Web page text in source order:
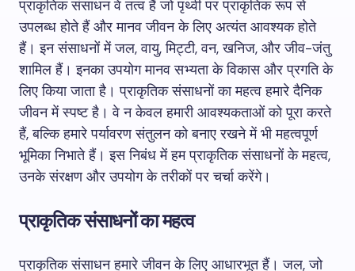
प्राकृतिक संसाधन वे तत्व हैं जो पृथ्वी पर प्राकृतिक रूप से
उपलब्ध होते हैं और मानव जीवन के लिए अत्यंत आवश्यक होते
हैं। इन संसाधनों में जल, वायु, मिट्टी, वन, खनिज, और जीव-जंतु
शामिल हैं। इनका उपयोग मानव सभ्यता के विकास और प्रगति के
लिए किया जाता है। प्राकृतिक संसाधनों का महत्व हमारे दैनिक
जीवन में स्पष्ट है। वे न केवल हमारी आवश्यकताओं को पूरा करते
हैं, बल्कि हमारे पर्यावरण संतुलन को बनाए रखने में भी महत्वपूर्ण
भूमिका निभाते हैं। इस निबंध में हम प्राकृतिक संसाधनों के महत्व,
उनके संरक्षण और उपयोग के तरीकों पर चर्चा करेंगे।
प्राकृतिक संसाधनों का महत्व
प्राकृतिक संसाधन हमारे जीवन के लिए आधारभूत हैं। जल, जो